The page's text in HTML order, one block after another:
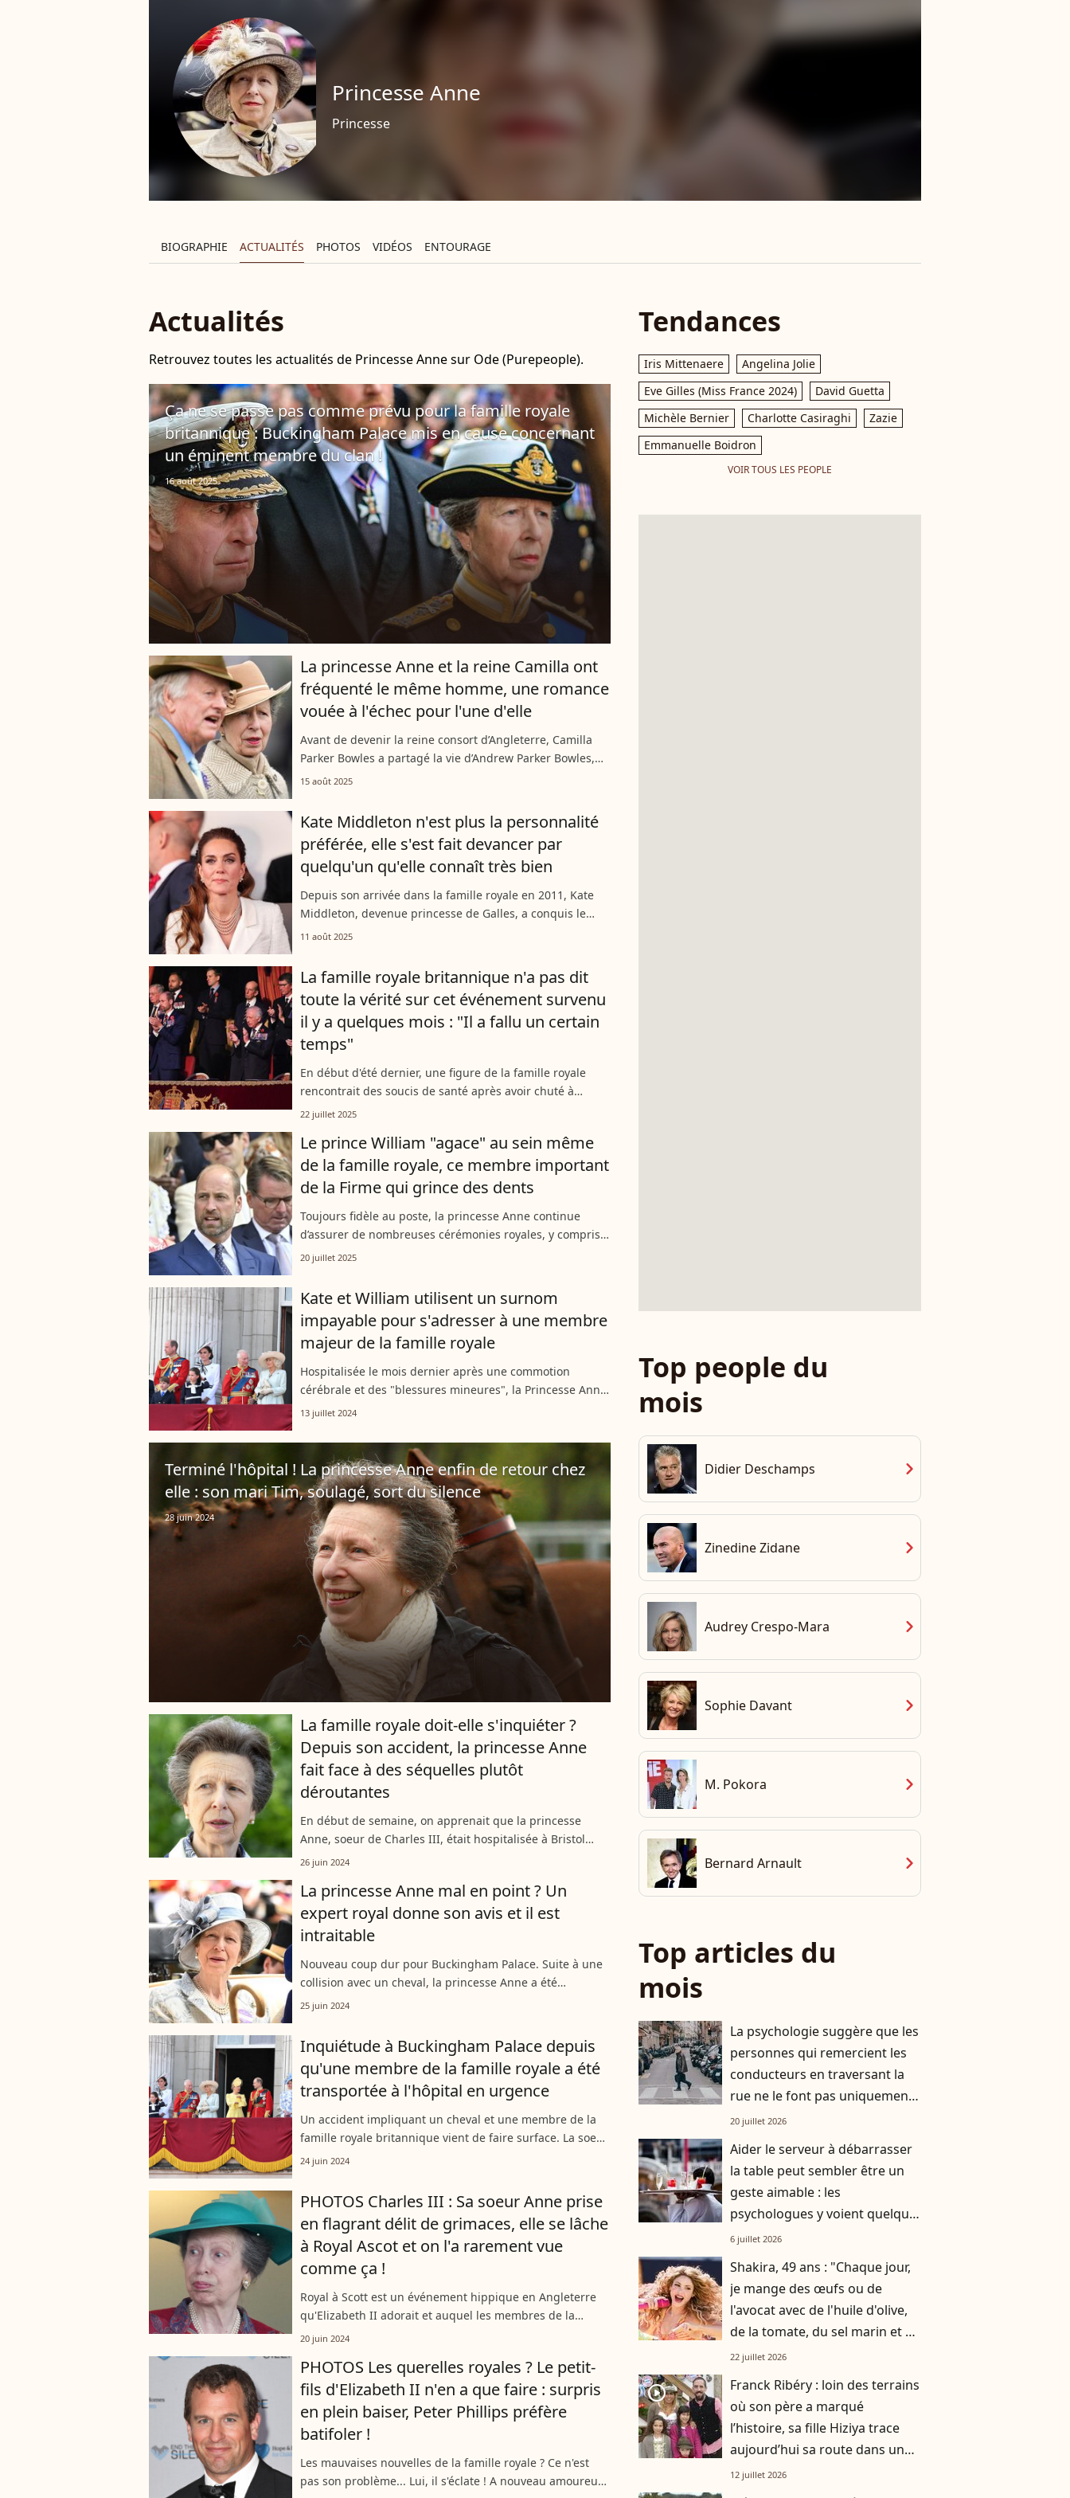
Princesse Anne
Princesse
BIOGRAPHIE ACTUALITÉS PHOTOS VIDÉOS ENTOURAGE
Actualités
Retrouvez toutes les actualités de Princesse Anne sur Ode (Purepeople).
Ça ne se passe pas comme prévu pour la famille royale
britannique : Buckingham Palace mis en cause concernant
un éminent membre du clan !
16 août 2025
La princesse Anne et la reine Camilla ont
fréquenté le même homme, une romance
vouée à l'échec pour l'une d'elle
Avant de devenir la reine consort d’Angleterre, Camilla
Parker Bowles a partagé la vie d’Andrew Parker Bowles,
qui fut également l’amant de la princesse Anne. Si
15 août 2025
Kate Middleton n'est plus la personnalité
préférée, elle s'est fait devancer par
quelqu'un qu'elle connaît très bien
Depuis son arrivée dans la famille royale en 2011, Kate
Middleton, devenue princesse de Galles, a conquis le
cœur des Britanniques, souvent comparée à la regrettée
11 août 2025
La famille royale britannique n'a pas dit
toute la vérité sur cet événement survenu
il y a quelques mois : "Il a fallu un certain
temps"
En début d'été dernier, une figure de la famille royale
rencontrait des soucis de santé après avoir chuté à
cheval. Si les Windsor se sont voulus rassurants tout de
22 juillet 2025
Le prince William "agace" au sein même
de la famille royale, ce membre important
de la Firme qui grince des dents
Toujours fidèle au poste, la princesse Anne continue
d’assurer de nombreuses cérémonies royales, y compris
celles que son neveu, le prince William, pourrait pourtant
20 juillet 2025
Kate et William utilisent un surnom
impayable pour s'adresser à une membre
majeur de la famille royale
Hospitalisée le mois dernier après une commotion
cérébrale et des "blessures mineures", la Princesse Anne
(73 ans) est déjà de retour ! Aperçue à l'Université
13 juillet 2024
Terminé l'hôpital ! La princesse Anne enfin de retour chez
elle : son mari Tim, soulagé, sort du silence
28 juin 2024
La famille royale doit-elle s'inquiéter ?
Depuis son accident, la princesse Anne
fait face à des séquelles plutôt
déroutantes
En début de semaine, on apprenait que la princesse
Anne, soeur de Charles III, était hospitalisée à Bristol
pour une blessure à la tête causée par une collision avec
26 juin 2024
La princesse Anne mal en point ? Un
expert royal donne son avis et il est
intraitable
Nouveau coup dur pour Buckingham Palace. Suite à une
collision avec un cheval, la princesse Anne a été
hospitalisée en urgence en ce début de semaine. Elle
25 juin 2024
Inquiétude à Buckingham Palace depuis
qu'une membre de la famille royale a été
transportée à l'hôpital en urgence
Un accident impliquant un cheval et une membre de la
famille royale britannique vient de faire surface. La soeur
du roi, la princesse Anne (73 ans) a été victime d'un choc
24 juin 2024
PHOTOS Charles III : Sa soeur Anne prise
en flagrant délit de grimaces, elle se lâche
à Royal Ascot et on l'a rarement vue
comme ça !
Royal à Scott est un événement hippique en Angleterre
qu'Elizabeth II adorait et auquel les membres de la
famille royale apprécient particulièrement se rendre. Ce
20 juin 2024
PHOTOS Les querelles royales ? Le petit-
fils d'Elizabeth II n'en a que faire : surpris
en plein baiser, Peter Phillips préfère
batifoler !
Les mauvaises nouvelles de la famille royale ? Ce n'est
pas son problème... Lui, il s'éclate ! A nouveau amoureux
Tendances
Iris Mittenaere
Angelina Jolie
Eve Gilles (Miss France 2024)
David Guetta
Michèle Bernier
Charlotte Casiraghi
Zazie
Emmanuelle Boidron
VOIR TOUS LES PEOPLE
Top people du
mois
Didier Deschamps chevron_right
Zinedine Zidane chevron_right
Audrey Crespo-Mara chevron_right
Sophie Davant chevron_right
M. Pokora chevron_right
Bernard Arnault chevron_right
Top articles du
mois
La psychologie suggère que les
personnes qui remercient les
conducteurs en traversant la
rue ne le font pas uniquement
par gratitude
20 juillet 2026
Aider le serveur à débarrasser
la table peut sembler être un
geste aimable : les
psychologues y voient quelque
chose de bien plus profond.
6 juillet 2026
Shakira, 49 ans : "Chaque jour,
je mange des œufs ou de
l'avocat avec de l'huile d'olive,
de la tomate, du sel marin et un
smoothie"
22 juillet 2026
player2
Franck Ribéry : loin des terrains
où son père a marqué
l’histoire, sa fille Hiziya trace
aujourd’hui sa route dans un
tout autre univers
12 juillet 2026